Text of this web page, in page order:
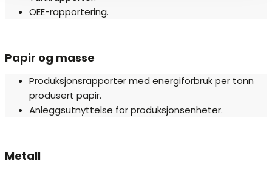
OEE-rapportering.
Papir og masse
Produksjonsrapporter med energiforbruk per tonn
produsert papir.
Anleggsutnyttelse for produksjonsenheter.
Metall